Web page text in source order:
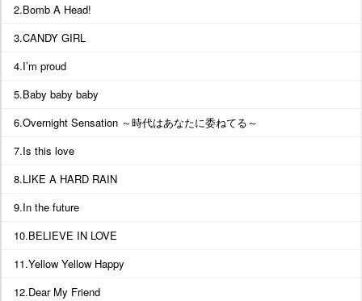
2.Bomb A Head!
3.CANDY GIRL
4.I’m proud
5.Baby baby baby
6.Overnight Sensation ～時代はあなたに委ねてる～
7.Is this love
8.LIKE A HARD RAIN
9.In the future
10.BELIEVE IN LOVE
11.Yellow Yellow Happy
12.Dear My Friend